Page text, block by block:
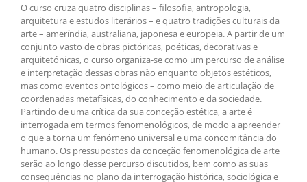
O curso cruza quatro disciplinas – filosofia, antropologia,
arquitetura e estudos literários – e quatro tradições culturais da
arte – ameríndia, australiana, japonesa e europeia. A partir de um
conjunto vasto de obras pictóricas, poéticas, decorativas e
arquitetónicas, o curso organiza-se como um percurso de análise
e interpretação dessas obras não enquanto objetos estéticos,
mas como eventos ontológicos – como meio de articulação de
coordenadas metafísicas, do conhecimento e da sociedade.
Partindo de uma crítica da sua conceção estética, a arte é
interrogada em termos fenomenológicos, de modo a apreender
o que a torna um fenómeno universal e uma concomitância do
humano. Os pressupostos da conceção fenomenológica de arte
serão ao longo desse percurso discutidos, bem como as suas
consequências no plano da interrogação histórica, sociológica e